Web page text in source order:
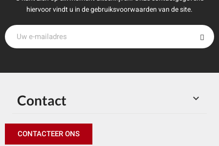
hiervoor vindt u in de gebruiksvoorwaarden van de site.

Contact
CONTACTEER ONS